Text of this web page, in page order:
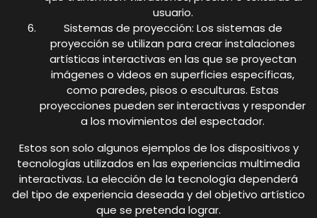
usuario.
Sistemas de proyección: Los sistemas de
proyección se utilizan para crear instalaciones
artísticas interactivas en las que se proyectan
imágenes o videos en superficies específicas,
como paredes, pisos o esculturas. Estas
proyecciones pueden ser interactivas y responder
a los movimientos del espectador.
Estos son solo algunos ejemplos de los dispositivos y
tecnologías utilizados en las experiencias multimedia
interactivas. La elección de la tecnología dependerá
del tipo de experiencia deseada y del objetivo artístico
que se pretenda lograr.